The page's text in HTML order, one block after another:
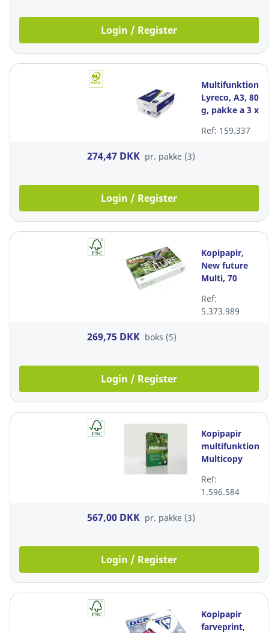
Login / Register
Lyreco, A3, 80
g, pakke a 3 x
Ref: 159.337
274,47 DKK pr. pakke (3)
Login / Register
Kopipapir,
New future
Multi, 70
A4, pakke a 5
x 500 ark
Ref:
5.373.989
269,75 DKK boks (5)
Login / Register
Kopipapir
multifunktion,
Multicopy
g/m2, A3,
pakke a 3 x
Ref:
1.596.584
567,00 DKK pr. pakke (3)
Login / Register
Kopipapir
farveprint,